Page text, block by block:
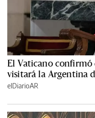
El Vaticano confirmó
visitará la Argentina
elDiarioAR